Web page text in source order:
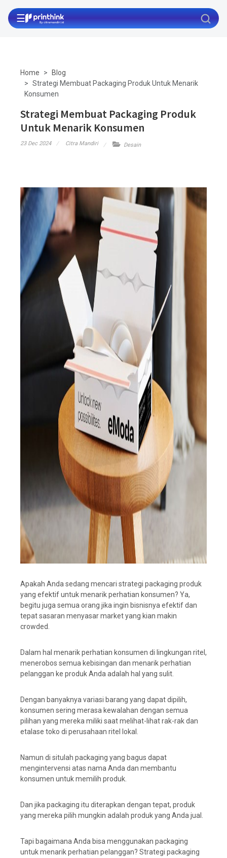
☰
Home
Blog
Strategi Membuat Packaging Produk Untuk Menarik
Konsumen
Strategi Membuat Packaging Produk
Untuk Menarik Konsumen
23 Dec 2024 Citra Mandiri Desain
Apakah Anda sedang mencari strategi packaging produk
yang efektif untuk menarik perhatian konsumen? Ya,
begitu juga semua orang jika ingin bisnisnya efektif dan
tepat sasaran menyasar market yang kian makin
crowded.
Dalam hal menarik perhatian konsumen di lingkungan ritel,
menerobos semua kebisingan dan menarik perhatian
pelanggan ke produk Anda adalah hal yang sulit.
Dengan banyaknya variasi barang yang dapat dipilih,
konsumen sering merasa kewalahan dengan semua
pilihan yang mereka miliki saat melihat-lihat rak-rak dan
etalase toko di perusahaan ritel lokal.
Namun di situlah packaging yang bagus dapat
mengintervensi atas nama Anda dan membantu
konsumen untuk memilih produk.
Dan jika packaging itu diterapkan dengan tepat, produk
yang mereka pilih mungkin adalah produk yang Anda jual.
Tapi bagaimana Anda bisa menggunakan packaging
untuk menarik perhatian pelanggan? Strategi packaging